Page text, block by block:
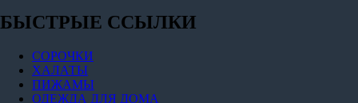
БЫСТРЫЕ ССЫЛКИ
СОРОЧКИ
ХАЛАТЫ
ПИЖАМЫ
ОДЕЖДА ДЛЯ ДОМА